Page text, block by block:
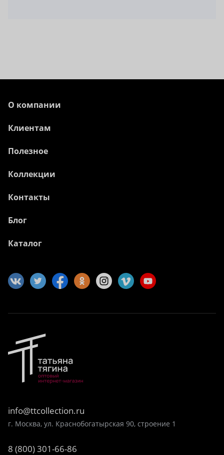
О компании
Клиентам
Полезное
Коллекции
Контакты
Блог
Каталог
info@ttcollection.ru
г. Москва, ул. Краснобогатырская 90, строение 1
8 (800) 301-66-86